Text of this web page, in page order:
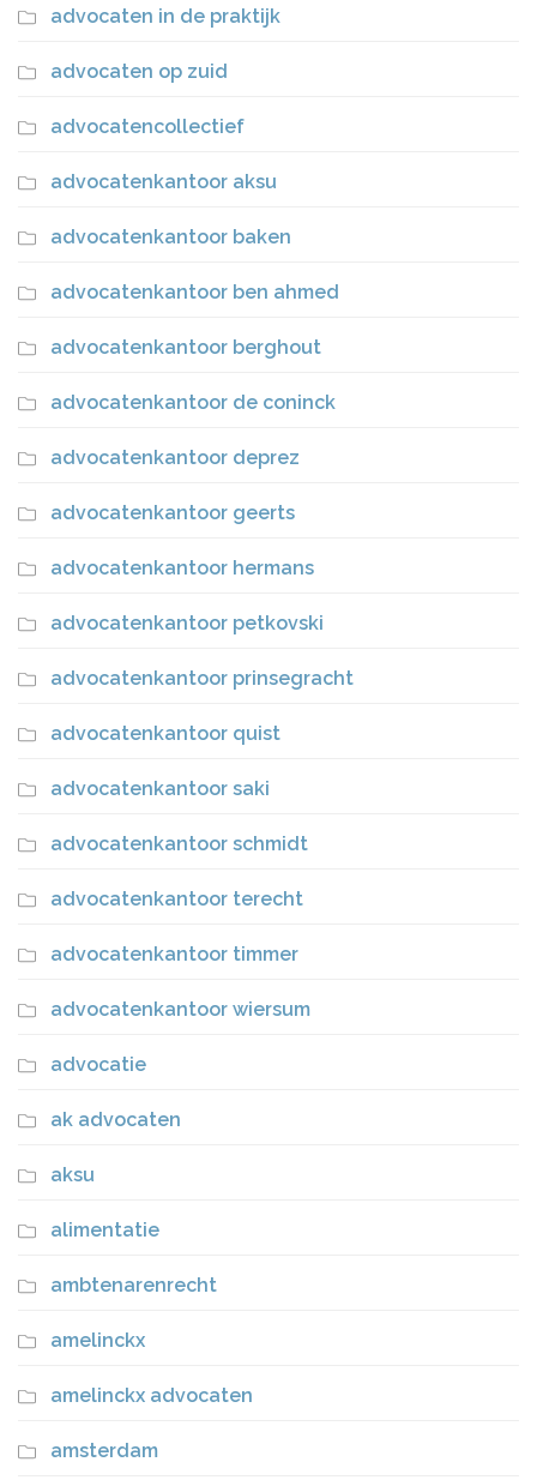
advocaten in de praktijk
advocaten op zuid
advocatencollectief
advocatenkantoor aksu
advocatenkantoor baken
advocatenkantoor ben ahmed
advocatenkantoor berghout
advocatenkantoor de coninck
advocatenkantoor deprez
advocatenkantoor geerts
advocatenkantoor hermans
advocatenkantoor petkovski
advocatenkantoor prinsegracht
advocatenkantoor quist
advocatenkantoor saki
advocatenkantoor schmidt
advocatenkantoor terecht
advocatenkantoor timmer
advocatenkantoor wiersum
advocatie
ak advocaten
aksu
alimentatie
ambtenarenrecht
amelinckx
amelinckx advocaten
amsterdam